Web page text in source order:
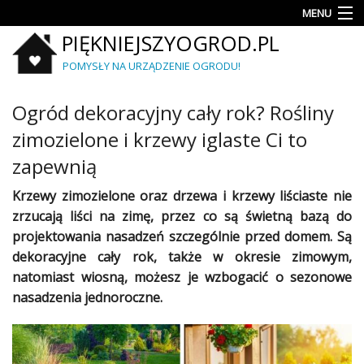
MENU
Rośliny
Aranżacje
projekty
Krzewy
i
iglaki
Mały
Meble
wyposażenie
PIĘKNIEJSZYOGROD.PL
POMYSŁY NA URZĄDZENIE OGRODU!
Ogród dekoracyjny cały rok? Rośliny
zimozielone i krzewy iglaste Ci to
zapewnią
Krzewy zimozielone oraz drzewa i krzewy liściaste nie
zrzucają liści na zimę, przez co są świetną bazą do
projektowania nasadzeń szczególnie przed domem. Są
dekoracyjne cały rok, także w okresie zimowym,
natomiast wiosną, możesz je wzbogacić o sezonowe
nasadzenia jednoroczne.